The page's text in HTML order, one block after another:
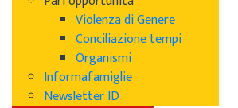
Violenza di Genere
Conciliazione tempi
Organismi
Informafamiglie
Newsletter ID